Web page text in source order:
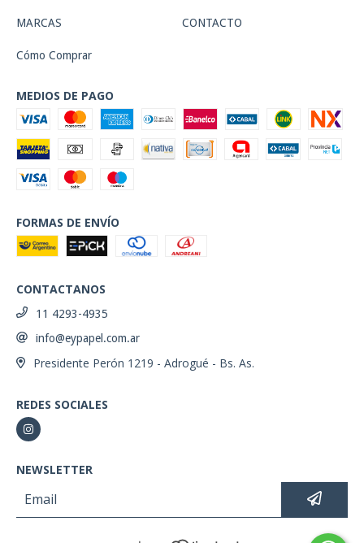
MARCAS CONTACTO
Cómo Comprar
MEDIOS DE PAGO
FORMAS DE ENVÍO
CONTACTANOS
11 4293-4935
info@eypapel.com.ar
Presidente Perón 1219 - Adrogué - Bs. As.
REDES SOCIALES
NEWSLETTER